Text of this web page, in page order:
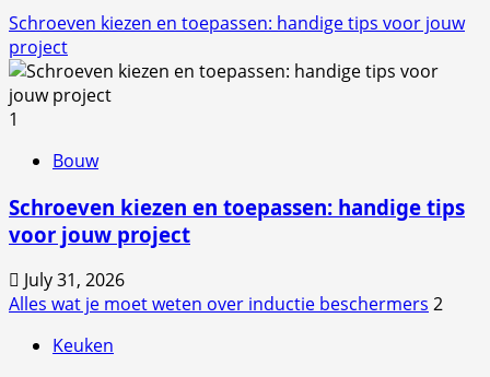
Schroeven kiezen en toepassen: handige tips voor jouw
project
1
Bouw
Schroeven kiezen en toepassen: handige tips
voor jouw project
July 31, 2026
Alles wat je moet weten over inductie beschermers 2
Keuken